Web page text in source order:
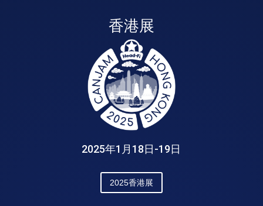
香港展
2025年1月18日-19日
2025香港展